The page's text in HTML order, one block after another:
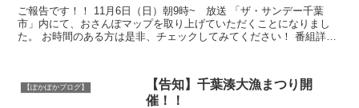
ご報告です！！ 11月6日（日）朝9時~ 放送 「ザ・サンデー千葉
市」内にて、おさんぽマップを取り上げていただくことになりまし
た。 お時間のある方は是非、チェックしてみてください！ 番組詳細
【ぽかぽかブログ】
【告知】千葉湊大漁まつり開
催！！